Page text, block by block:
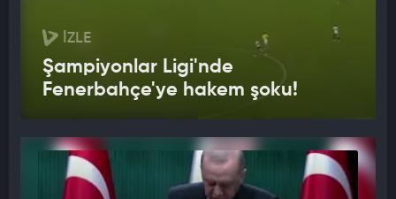
İZLE
Şampiyonlar Ligi'nde
Fenerbahçe'ye hakem şoku!